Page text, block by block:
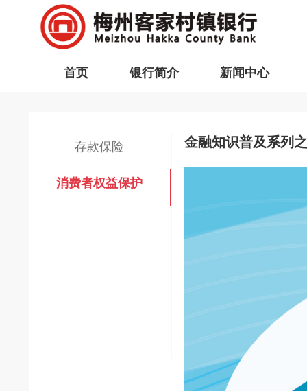
首页 银行简介 新闻中心
存款保险
消费者权益保护
金融知识普及系列